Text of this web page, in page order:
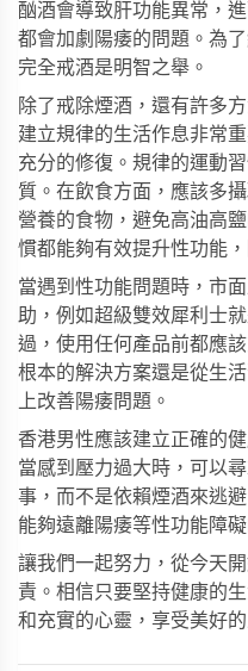
酗酒會導致肝功能異常，
都會加劇陽痿的問題。為
完全戒酒是明智之舉。
除了戒除煙酒，還有許多
建立規律的生活作息非常
充分的修復。規律的運動
質。在飲食方面，應該多
營養的食物，避免高油高
慣都能夠有效提升性功能
當遇到性功能問題時，市
助，例如超級雙效犀利士
過，使用任何產品前都應
根本的解決方案還是從生
上改善陽痿問題。
香港男性應該建立正確的
當感到壓力過大時，可以
事，而不是依賴煙酒來逃
能夠遠離陽痿等性功能障
讓我們一起努力，從今天
責。相信只要堅持健康的
和充實的心靈，享受美好的